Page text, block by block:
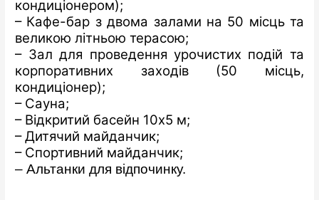
кондиціонером);
– Кафе-бар з двома залами на 50 місць та
великою літньою терасою;
– Зал для проведення урочистих подій та
корпоративних заходів (50 місць,
кондиціонер);
– Сауна;
– Відкритий басейн 10х5 м;
– Дитячий майданчик;
– Спортивний майданчик;
–Альтанки для відпочинку.